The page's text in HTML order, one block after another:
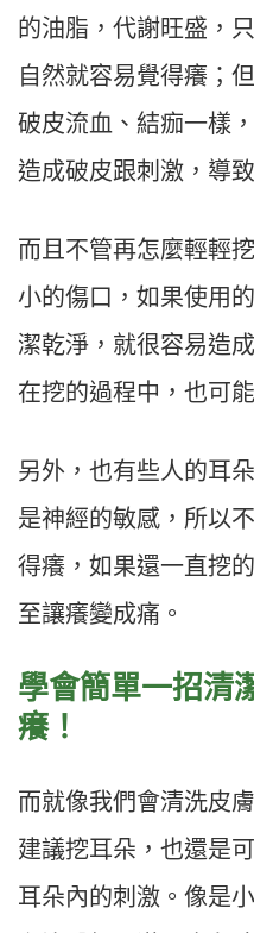
的油脂，代謝旺盛，
自然就容易覺得癢；
破皮流血、結痂一樣
造成破皮跟刺激，導
而且不管再怎麼輕輕
小的傷口，如果使用
潔乾淨，就很容易造
在挖的過程中，也可
另外，也有些人的耳
是神經的敏感，所以
得癢，如果還一直挖
至讓癢變成痛。
學會簡單一招清
癢！
而就像我們會清洗皮
建議挖耳朵，也還是
耳朵內的刺激。像是